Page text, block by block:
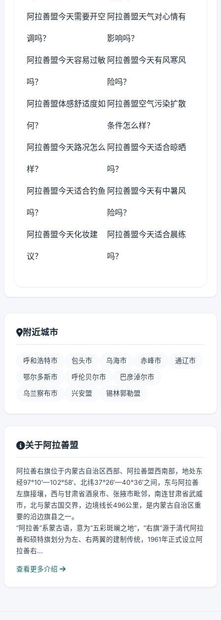
阿拉善盟今天需要开空
调吗？
阿拉善盟天气对心情有
影响吗？
阿拉善盟今天容易过敏
吗？
阿拉善盟今天有风寒风
险吗？
阿拉善盟体感舒适度如
何？
阿拉善盟空气污染扩散
条件怎么样？
阿拉善盟今天路况怎么
样？
阿拉善盟今天适合晾晒
吗？
阿拉善盟今天适合钓鱼
吗？
阿拉善盟今天有中暑风
险吗？
阿拉善盟今天化妆建
议？
阿拉善盟今天适合晨练
吗？
附近城市
呼和浩特市 包头市 乌海市 赤峰市 通辽市
鄂尔多斯市 呼伦贝尔市 巴彦淖尔市
乌兰察布市 兴安盟 锡林郭勒盟
关于阿拉善盟
阿拉善右旗位于内蒙古自治区西部、阿拉善盟西南部，地处东
经97°10′—102°58′、北纬37°26′—40°36′之间，东与阿拉善
左旗接壤，西与甘肃省酒泉市、张掖市毗邻，南连甘肃省武威
市，北与蒙古国交界，边境线长496公里，是内蒙古自治区重
要的沿边旗县之一。
“阿拉善”系蒙古语，意为“五彩斑斓之地”，“右旗”源于清代阿拉
善和硕特旗划分为左、右两翼的建制传统，1961年正式设立阿
拉善右...
查看更多介绍